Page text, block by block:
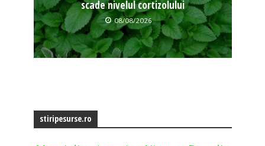
scade nivelul cortizolului
08/08/2026
stiripesurse.ro